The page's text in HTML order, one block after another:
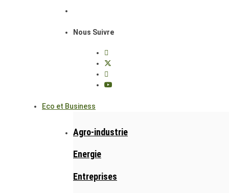
Nous Suivre
Eco et Business
Agro-industrie
Energie
Entreprises